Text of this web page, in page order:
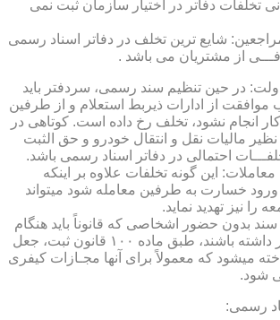
تخلفات دفاتر در اختیار سازمان ثبت نمی
شایع ترین تخلف در دفاتر اسناد رسمی
از مشتریان می باشد .
در حین تنظیم سند رسمی، سردفتر باید
موافقت از ادارات ذیربط استعلام و از طرفین
انجام نشود، تخلف رخ داده است. کوتاهی در
مالیات نقل و انتقال خودرو و حق الثبت
احتمالی در دفاتر اسناد رسمی باشد.
این گونه تخلفات علاوه بر اینکه
خسارت به طرفین معامله شود میتواند
نیز تهدید نماید.
سند بدون حضور اشخاصی که قانوناً باید هنگام
تنظیم سند حضــــور داشته باشند، طبق ماده ۱۰۰ قانون ثبت، جعل
میشود که معمولاً برای آنها مجـازات کیفری
شود.
رسمی: